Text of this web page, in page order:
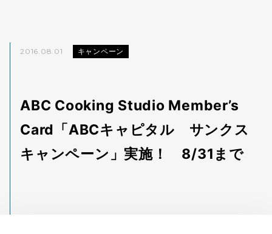
2016.08.01 キャンペーン
ABC Cooking Studio Member’s
Card「ABCキャピタル サンクス
キャンペーン」実施！ 8/31まで